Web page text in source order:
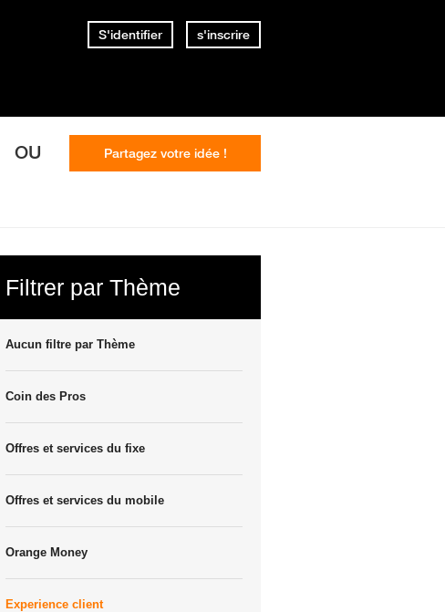
S'identifier s'inscrire
OU Partagez votre idée !
Filtrer par Thème
Aucun filtre par Thème
Coin des Pros
Offres et services du fixe
Offres et services du mobile
Orange Money
Experience client